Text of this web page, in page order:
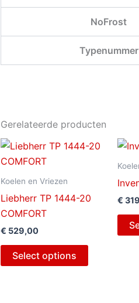
NoFrost
Typenummer
Gerelateerde producten
Koelen en Vriezen
Liebherr TP 1444-20
COMFORT
€ 529,00
Select options
€